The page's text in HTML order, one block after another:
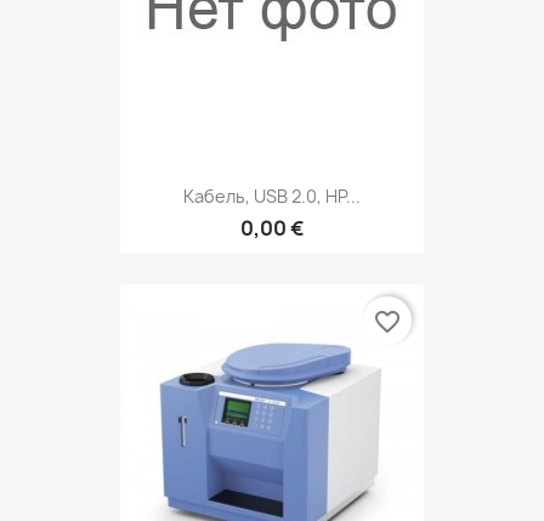
Кабель, USB 2.0, HP...
0,00 €
favorite_border